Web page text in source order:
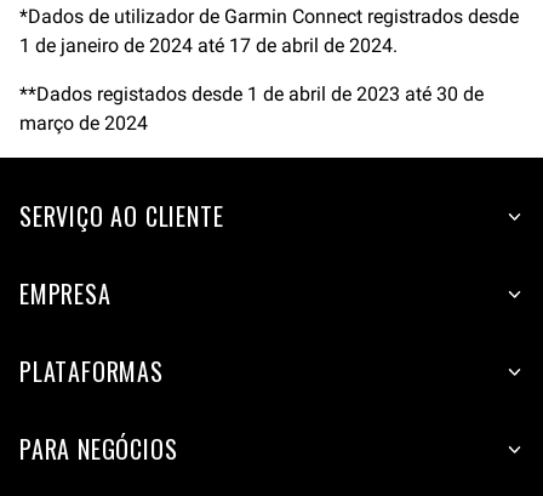
*Dados de utilizador de Garmin Connect registrados desde
1 de janeiro de 2024 até 17 de abril de 2024.
**Dados registados desde 1 de abril de 2023 até 30 de
março de 2024
SERVIÇO AO CLIENTE
EMPRESA
PLATAFORMAS
PARA NEGÓCIOS